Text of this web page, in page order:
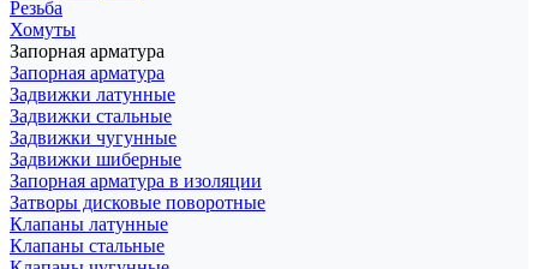
Резьба
Хомуты
Запорная арматура
Запорная арматура
Задвижки латунные
Задвижки стальные
Задвижки чугунные
Задвижки шиберные
Запорная арматура в изоляции
Затворы дисковые поворотные
Клапаны латунные
Клапаны стальные